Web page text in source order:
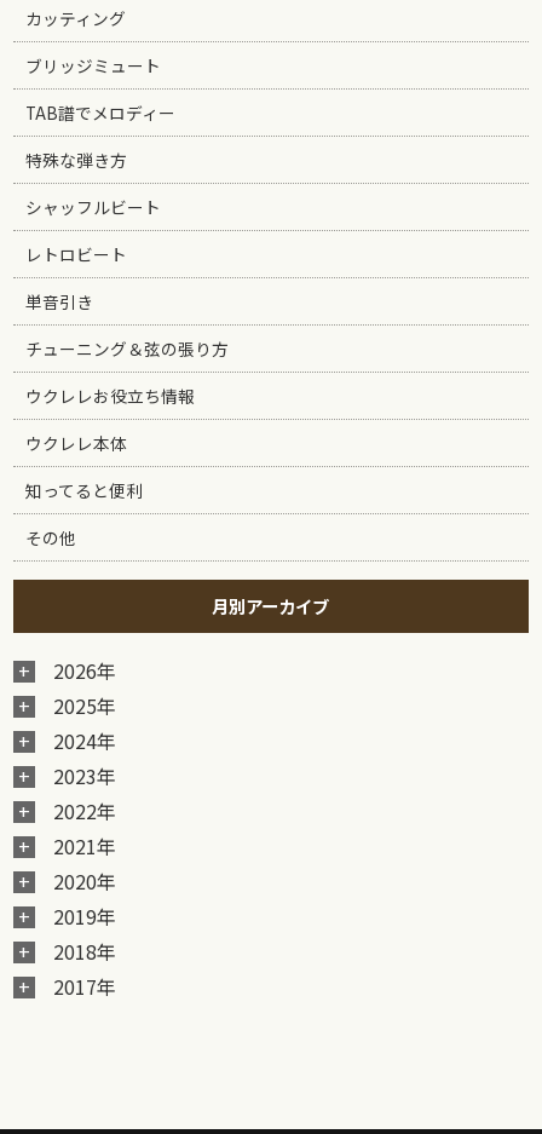
カッティング
ブリッジミュート
TAB譜でメロディー
特殊な弾き方
シャッフルビート
レトロビート
単音引き
チューニング＆弦の張り方
ウクレレお役立ち情報
ウクレレ本体
知ってると便利
その他
月別アーカイブ
2026年
2025年
2024年
2023年
2022年
2021年
2020年
2019年
2018年
2017年